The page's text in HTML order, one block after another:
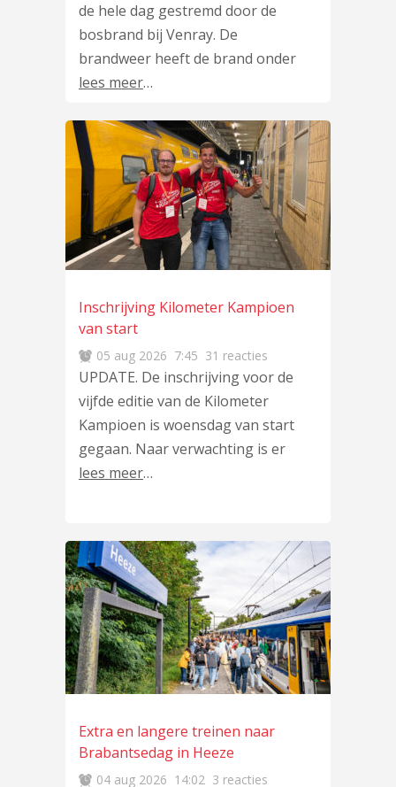
de hele dag gestremd door de
bosbrand bij Venray. De
brandweer heeft de brand onder
lees meer…
Inschrijving Kilometer Kampioen
van start
05 aug 2026 7:45 31 reacties
UPDATE. De inschrijving voor de
vijfde editie van de Kilometer
Kampioen is woensdag van start
gegaan. Naar verwachting is er
lees meer…
Extra en langere treinen naar
Brabantsedag in Heeze
04 aug 2026 14:02 3 reacties